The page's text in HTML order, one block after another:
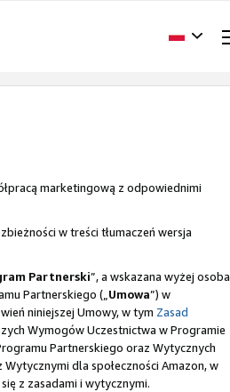
marketingową z odpowiednimi
w treści tłumaczeń wersja
Partnerski”, a wskazana wyżej osoba
Partnerskiego („Umowa”) w
niniejszej Umowy, w tym Zasad
Wymogów Uczestnictwa w Programie
Partnerskiego oraz Wytycznych
dla społeczności Amazon, w
z zasadami i wytycznymi.